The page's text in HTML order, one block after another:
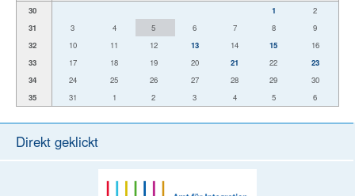
30
1
2
31
3 4 5 6 7 8
9
32
10 11 12 13 14 15
16
33
17 18 19 20 21 22
23
34
24 25 26 27 28 29
30
35
31 1 2 3 4 5 6
Direkt geklickt